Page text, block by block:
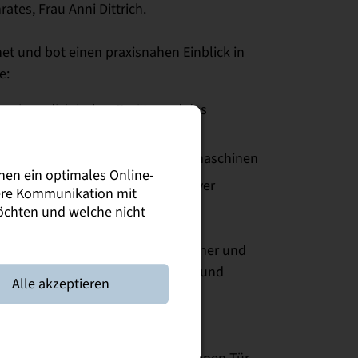
Frau Anni Dittrich.
und bot einen praxisnahen Einblick in
Geräte und des
Prozessanlagen und Sortiermaschinen
und Einsatz kollaborativer
Erfolg: Hochschule, Praxispartner und
die dualen Studienangebote und
Besuchern einen lebendigen,
ein optimales Online-
Kommunikation mit
und welche nicht
Alle akzeptieren